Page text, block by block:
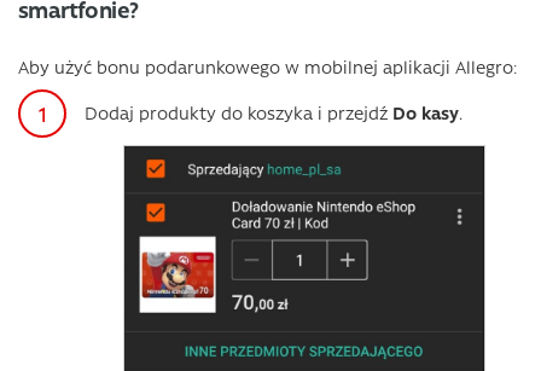
smartfonie?
Aby użyć bonu podarunkowego w mobilnej aplikacji Allegro:
Dodaj produkty do koszyka i przejdź Do kasy.